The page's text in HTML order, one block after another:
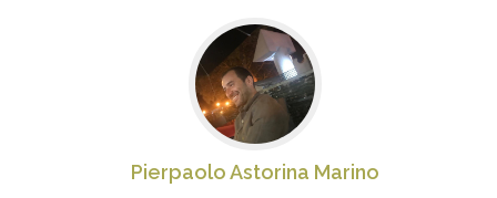
Pierpaolo Astorina Marino